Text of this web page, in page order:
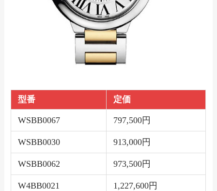
型番 定価
WSBB0067 797,500円
WSBB0030 913,000円
WSBB0062 973,500円
W4BB0021 1,227,600円